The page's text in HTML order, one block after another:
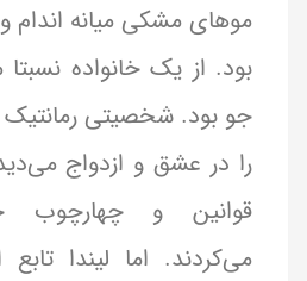
موهای مشکی میانه
بود. از یک خانواده
جو بود. شخصیتی
را در عشق و ازدواج
قوانین و چهارچوب
می‌کردند. اما لیندا تابع